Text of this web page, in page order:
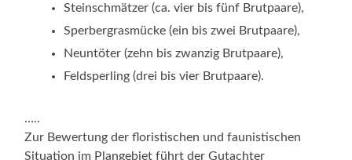
Steinschmätzer (ca. vier bis fünf Brutpaare),
Sperbergrasmücke (ein bis zwei Brutpaare),
Neuntöter (zehn bis zwanzig Brutpaare),
Feldsperling (drei bis vier Brutpaare).
…..
Zur Bewertung der floristischen und faunistischen
Situation im Plangebiet führt der Gutachter